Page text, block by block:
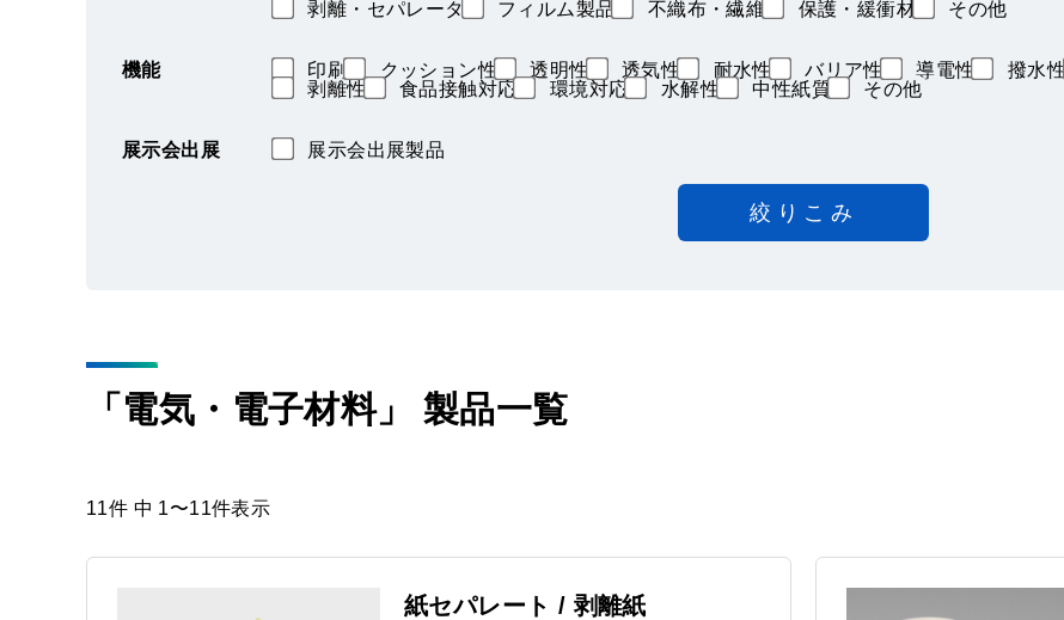
剥離・セパレータ
フィルム製品 不織布・繊維 保護・緩衝材 その他
機能 印刷 クッション性 透明性 透気性 耐水性 バリア性 導電性 撥水性
剥離性
食品接触対応 環境対応 水解性 中性紙質 その他
展示会出展 展示会出展製品
絞りこみ
「電気・電子材料」 製品一覧
11件 中 1〜11件表示
紙セパレート / 剥離紙